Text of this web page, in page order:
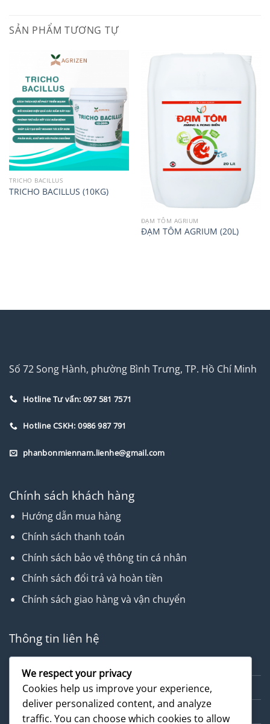
SẢN PHẨM TƯƠNG TỰ
TRICHO BACILLUS
TRICHO BACILLUS (10KG)
ĐẠM TÔM AGRIUM
ĐẠM TÔM AGRIUM (20L)
Số 72 Song Hành, phường Bình Trưng, TP. Hồ Chí Minh
Hotline Tư vấn: 097 581 7571
Hotline CSKH: 0986 987 791
phanbonmiennam.lienhe@gmail.com
Chính sách khách hàng
Hướng dẫn mua hàng
Chính sách thanh toán
Chính sách bảo vệ thông tin cá nhân
Chính sách đổi trả và hoàn tiền
Chính sách giao hàng và vận chuyển
Thông tin liên hệ
Dịch vụ
Cẩm nang
We respect your privacy
Cookies help us improve your experience,
deliver personalized content, and analyze
traffic. You can choose which cookies to allow